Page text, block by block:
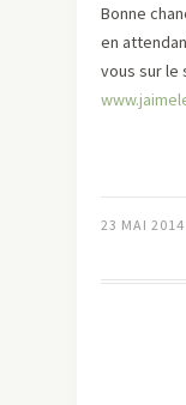
Bonne
en
vous sur le
23 MAI 2014